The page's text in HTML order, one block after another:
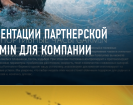
ПАРТНЕРСКОЙ
ДЛЯ КОМПАНИИ